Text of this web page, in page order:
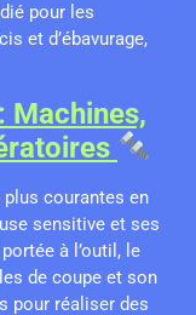
pour les
et d’ébavurage,
Machines,
plus courantes en
sensitive et ses
à l’outil, le
de coupe et son
pour réaliser des